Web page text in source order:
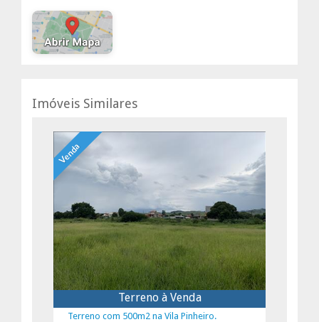
Imóveis Similares
Venda
Terreno à Venda
Terreno com 500m2 na Vila Pinheiro.